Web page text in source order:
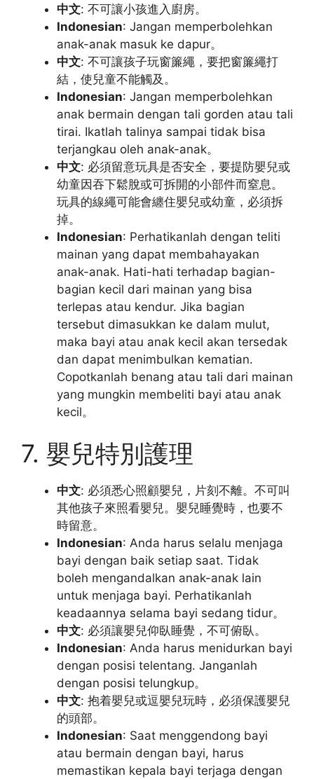
中文: 不可讓小孩進入廚房。
Indonesian: Jangan memperbolehkan
anak-anak masuk ke dapur。
中文: 不可讓孩子玩窗簾繩，要把窗簾繩打
結，使兒童不能觸及。
Indonesian: Jangan memperbolehkan
anak bermain dengan tali gorden atau tali
tirai. Ikatlah talinya sampai tidak bisa
terjangkau oleh anak-anak。
中文: 必須留意玩具是否安全，要提防嬰兒或
幼童因吞下鬆脫或可拆開的小部件而窒息。
玩具的線繩可能會纏住嬰兒或幼童，必須拆
掉。
Indonesian: Perhatikanlah dengan teliti
mainan yang dapat membahayakan
anak-anak. Hati-hati terhadap bagian-
bagian kecil dari mainan yang bisa
terlepas atau kendur. Jika bagian
tersebut dimasukkan ke dalam mulut,
maka bayi atau anak kecil akan tersedak
dan dapat menimbulkan kematian.
Copotkanlah benang atau tali dari mainan
yang mungkin membeliti bayi atau anak
kecil。
7. 嬰兒特別護理
中文: 必須悉心照顧嬰兒，片刻不離。不可叫
其他孩子來照看嬰兒。嬰兒睡覺時，也要不
時留意。
Indonesian: Anda harus selalu menjaga
bayi dengan baik setiap saat. Tidak
boleh mengandalkan anak-anak lain
untuk menjaga bayi. Perhatikanlah
keadaannya selama bayi sedang tidur。
中文: 必須讓嬰兒仰臥睡覺，不可俯臥。
Indonesian: Anda harus menidurkan bayi
dengan posisi telentang. Janganlah
dengan posisi telungkup。
中文: 抱着嬰兒或逗嬰兒玩時，必須保護嬰兒
的頭部。
Indonesian: Saat menggendong bayi
atau bermain dengan bayi, harus
memastikan kepala bayi terjaga dengan